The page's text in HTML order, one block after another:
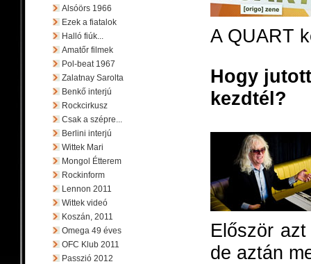
Alsóörs 1966
Ezek a fiatalok
Halló fiúk...
Amatőr filmek
Pol-beat 1967
Zalatnay Sarolta
Benkő interjú
Rockcirkusz
Csak a szépre...
Berlini interjú
Wittek Mari
Mongol Étterem
Rockinform
Lennon 2011
Wittek videó
Koszán, 2011
Omega 49 éves
OFC Klub 2011
Passzió 2012
A QUART
Hogy
kezdtél?
Először
de aztán